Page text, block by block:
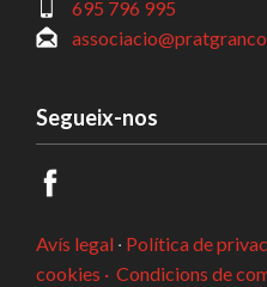
695 796 995
Segueix-nos
Avís legal · Política de
cookies · Condicions de